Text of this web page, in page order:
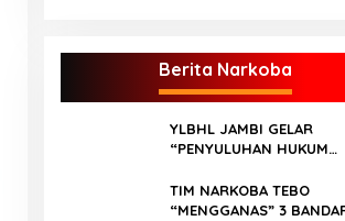
Berita Narkoba
YLBHL JAMBI GELAR
“PENYULUHAN HUKUM
TIM NARKOBA TEBO
“MENGGANAS” 3